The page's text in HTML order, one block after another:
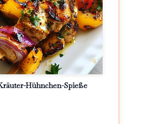
Hühnchen-Spieße